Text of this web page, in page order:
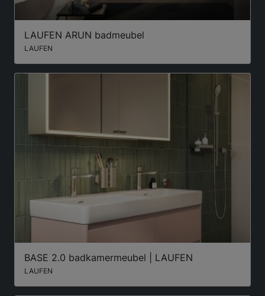
LAUFEN ARUN badmeubel
LAUFEN
BASE 2.0 badkamermeubel | LAUFEN
LAUFEN